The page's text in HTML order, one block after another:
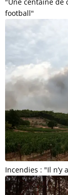
football"
Incendies : "Il n’y